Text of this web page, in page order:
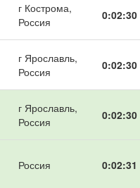
г Кострома,
Россия
0:02:30
г Ярославль,
Россия
0:02:30
г Ярославль,
Россия
0:02:30
Россия 0:02:31